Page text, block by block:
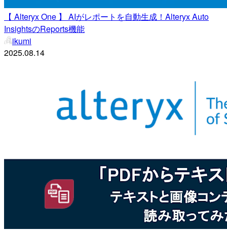
【 Alteryx One 】 AIがレポートを自動生成！Alteryx Auto
InsightsのReports機能
ikumi
2025.08.14